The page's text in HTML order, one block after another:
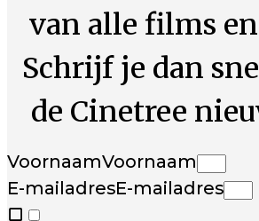
van alle films
Schrijf je dan
de Cinetree
VoornaamVoornaam
E-mailadresE-mailadres